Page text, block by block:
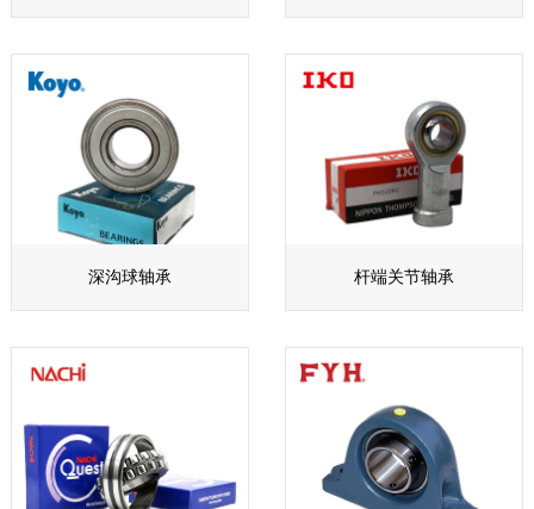
深沟球轴承 杆端关节轴承